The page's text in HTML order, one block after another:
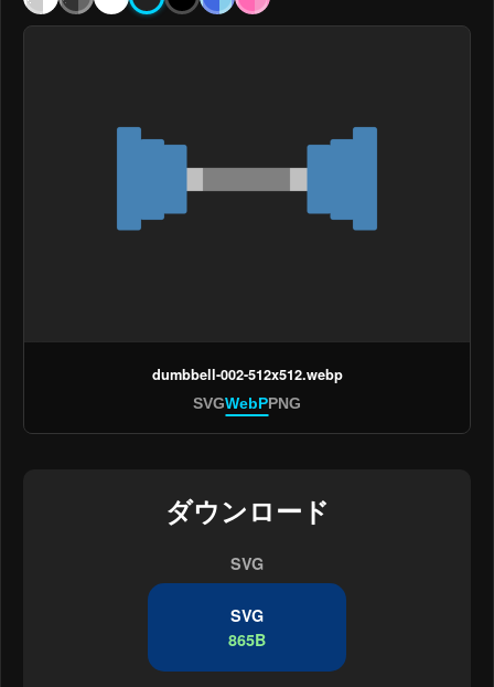
dumbbell-002-512x512.webp
SVGWebPPNG
ダウンロード
SVG
SVG
865B